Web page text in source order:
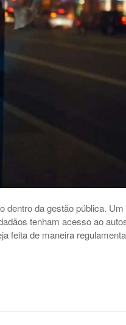
dentro da gestão pública.
tenham acesso ao
feita de maneira